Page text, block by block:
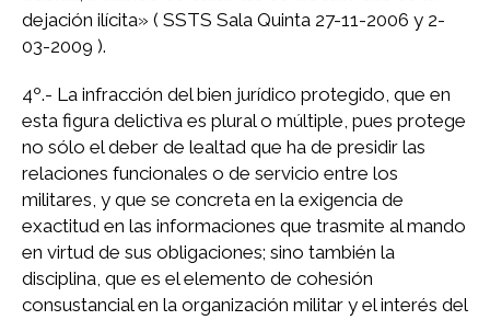
dejación ilícita» ( SSTS Sala Quinta 27-11-2006 y 2-
03-2009 ).
4º.- La infracción del bien jurídico protegido, que en
esta figura delictiva es plural o múltiple, pues protege
no sólo el deber de lealtad que ha de presidir las
relaciones funcionales o de servicio entre los
militares, y que se concreta en la exigencia de
exactitud en las informaciones que trasmite al mando
en virtud de sus obligaciones; sino también la
disciplina, que es el elemento de cohesión
consustancial en la organización militar y el interés del